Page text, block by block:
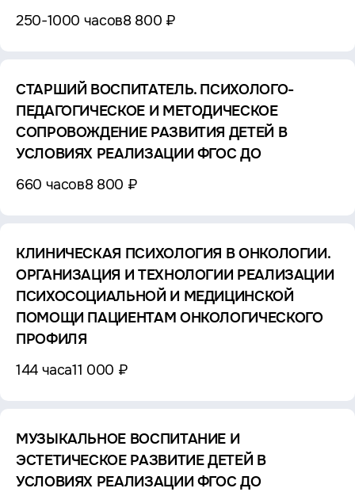
250-1000 часов8 800 ₽
СТАРШИЙ ВОСПИТАТЕЛЬ. ПСИХОЛОГО-
ПЕДАГОГИЧЕСКОЕ И МЕТОДИЧЕСКОЕ
СОПРОВОЖДЕНИЕ РАЗВИТИЯ ДЕТЕЙ В
УСЛОВИЯХ РЕАЛИЗАЦИИ ФГОС ДО
660 часов8 800 ₽
КЛИНИЧЕСКАЯ ПСИХОЛОГИЯ В ОНКОЛОГИИ.
ОРГАНИЗАЦИЯ И ТЕХНОЛОГИИ РЕАЛИЗАЦИИ
ПСИХОСОЦИАЛЬНОЙ И МЕДИЦИНСКОЙ
ПОМОЩИ ПАЦИЕНТАМ ОНКОЛОГИЧЕСКОГО
ПРОФИЛЯ
144 часа11 000 ₽
МУЗЫКАЛЬНОЕ ВОСПИТАНИЕ И
ЭСТЕТИЧЕСКОЕ РАЗВИТИЕ ДЕТЕЙ В
УСЛОВИЯХ РЕАЛИЗАЦИИ ФГОС ДО